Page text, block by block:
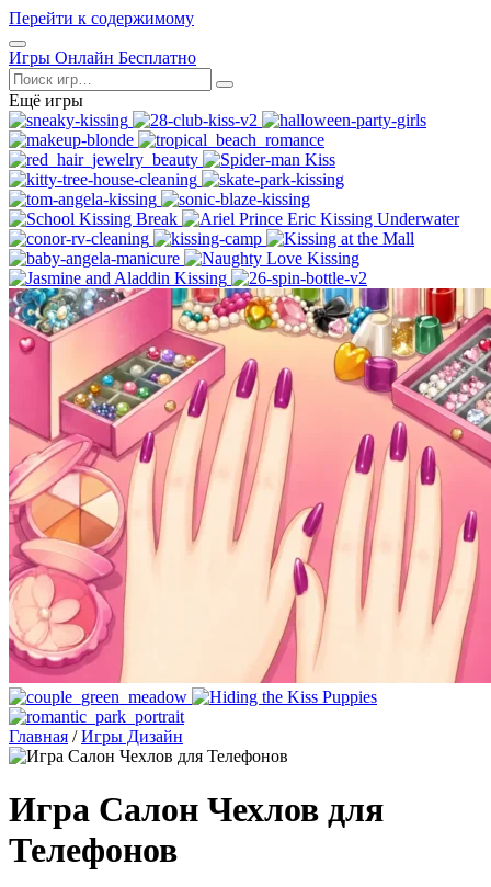
Перейти к содержимому
Открыть
меню
Игры Онлайн Бесплатно
Поиск
Ещё игры
Главная / Игры Дизайн
Игра Салон Чехлов для
Телефонов